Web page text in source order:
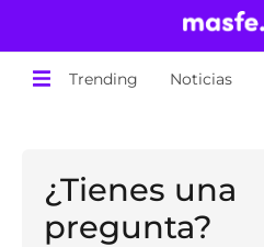
Trending Noticias
¿Tienes una
pregunta?